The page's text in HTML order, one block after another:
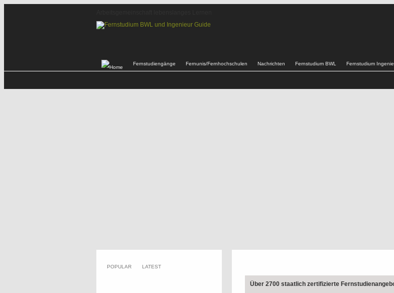
Fernstudiengänge Fernunis/Fernhochschulen Nachrichten Fernstudium BWL Fernstudium
Über 2700 staatlich zertifizierte
POPULAR LATEST